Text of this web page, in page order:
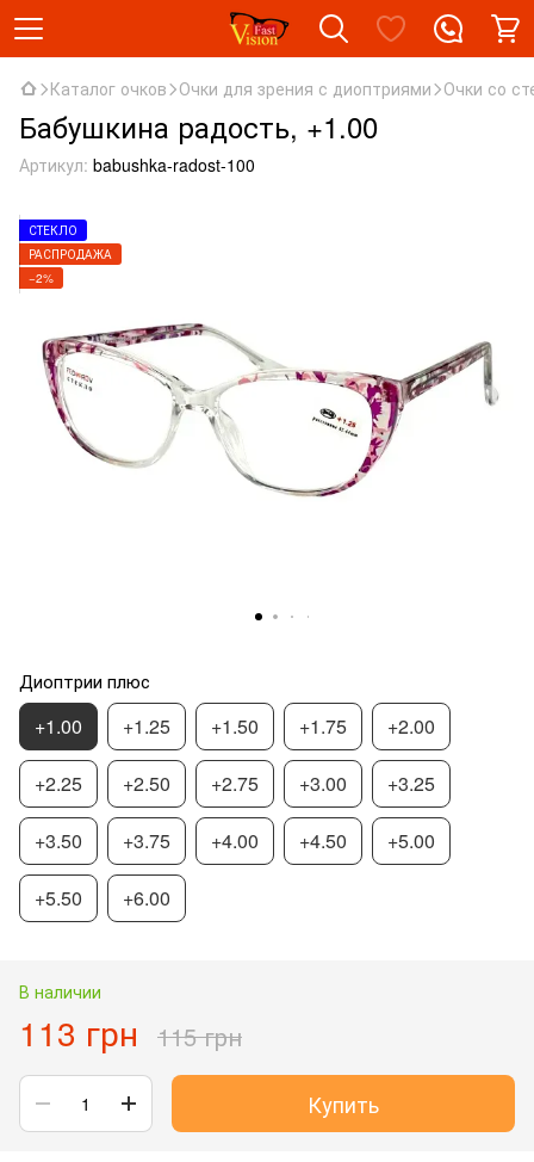
Каталог очков Очки для зрения с диоптриями Очки со
Бабушкина радость, +1.00
Артикул: babushka-radost-100
СТЕКЛО
РАСПРОДАЖА
−2%
Диоптрии плюс
+1.00 +1.25 +1.50 +1.75 +2.00
+2.25 +2.50 +2.75 +3.00 +3.25
+3.50 +3.75 +4.00 +4.50 +5.00
+5.50 +6.00
В наличии
113 грн 115 грн
Купить